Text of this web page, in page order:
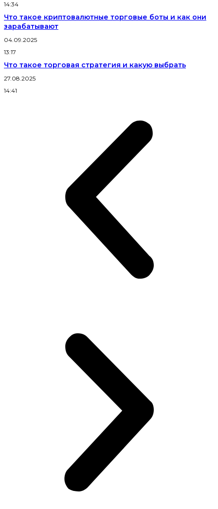
14:34
Что такое криптовалютные торговые боты и как они
зарабатывают
04.09.2025
13:17
Что такое торговая стратегия и какую выбрать
27.08.2025
14:41